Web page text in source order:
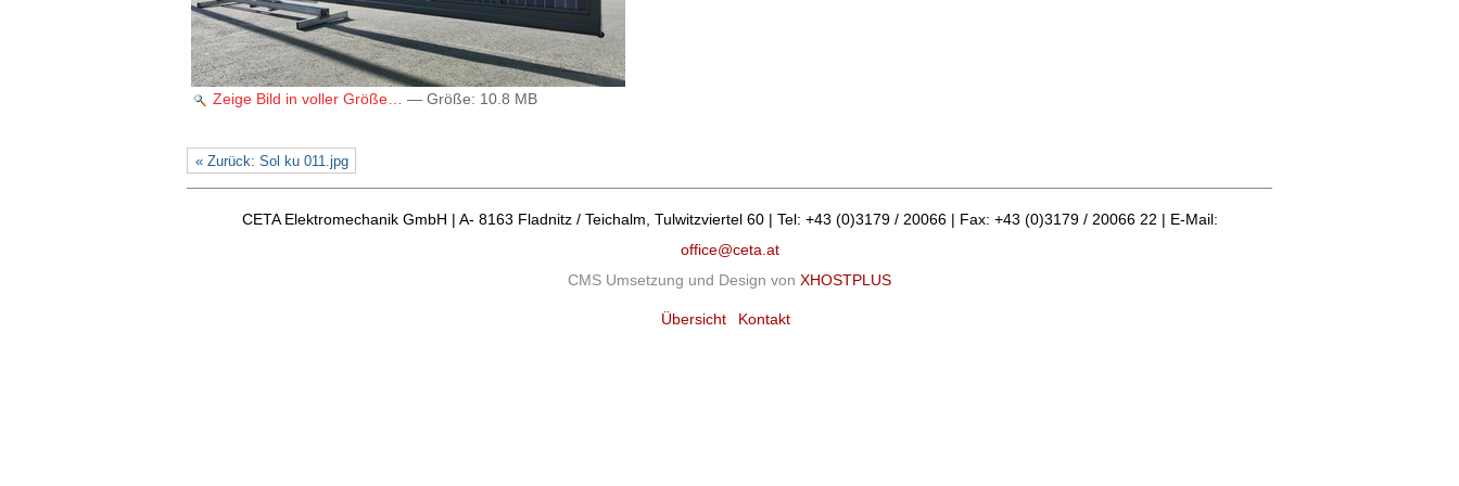
Zeige Bild in voller Größe… — Größe: 10.8 MB
« Zurück: Sol ku 011.jpg
CETA Elektromechanik GmbH | A- 8163 Fladnitz / Teichalm, Tulwitzviertel 60 | Tel: +43 (0)3179 / 20066 | Fax: +43 (0)3179 / 20066 22 | E-Mail:
office@ceta.at
CMS Umsetzung und Design von XHOSTPLUS
Übersicht Kontakt